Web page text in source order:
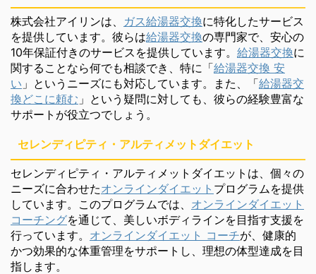
株式会社アイリンは、 ガス給湯器交換に特化したサービス
を提供しています。彼らは給湯器交換の専門家で、安心の
10年保証付きのサービスを提供しています。 給湯器交換に
関することなら何でも相談でき、特に「給湯器交換 安
い 」というニーズにも対応しています。また、「給湯器交
換どこに頼む 」という疑問に対しても、彼らの経験豊富な
サポートが役立つでしょう。
セレンディピティ・アルティメットダイエット
セレンディピティ・アルティメットダイエットは、個々の
ニーズに合わせたオンラインダイエット プログラムを提供
しています。このプログラムでは、 オンラインダイエット
コーチングを通じて、美しいボディラインを目指す支援を
行っています。 オンラインダイエット コーチが、健康的
かつ効果的な体重管理をサポートし、理想の体型達成を目
指します。